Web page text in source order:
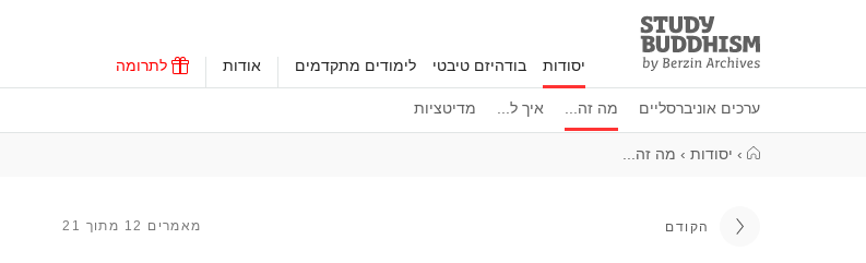
Study
Buddhism
Home
יסודות
ערכים אוניברסליים מה זה... איך ל... מדיטציות
בודהיזם טיבטי לימודים מתקדמים אודות לתרומה
› יסודות › מה זה...
הקודם מאמרים 12 מתוך 21